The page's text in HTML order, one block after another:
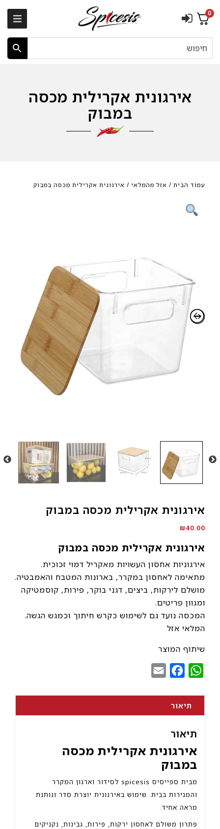
0
חיפוש
אירגונית אקרילית מכסה
במבוק
עמוד הבית / אזל מהמלאי / אירגונית אקרילית מכסה במבוק
אירגונית אקרילית מכסה במבוק
₪40.00
אירגונית אקרילית מכסה במבוק
אירגוניות אחסון העשויות מאקריל דמוי זכוכית.
מתאימה לאחסון במקרר, בארונות המטבח והאמבטיה.
מושלם לירקות, ביצים, דגני בוקר, פירות, קוסמטיקה
ומגוון פריטים.
המכסה נועד גם לשימוש כקרש חיתוך וכמגש הגשה.
המלאי אזל
שיתוף המוצר
WhatsApp
Facebook
תיאור
תיאור
אירגונית אקרילית מכסה
במבוק
מבית ספייסיס spicesis לסידור וארגון המקרר
והמגירות בבית. שימוש באירגונית יוצרת סדר ונותנת
מראה אחיד.
פתרון משולם לאחסון ירקות, פירות, גבינות, נקניקים